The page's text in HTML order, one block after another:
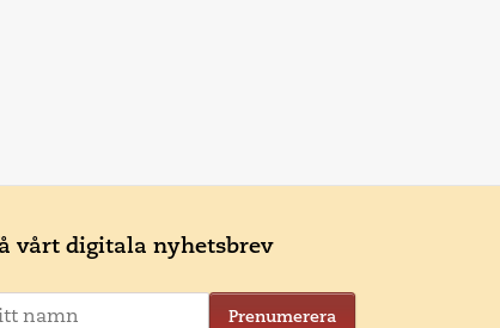
vårt digitala nyhetsbrev
Prenumerera